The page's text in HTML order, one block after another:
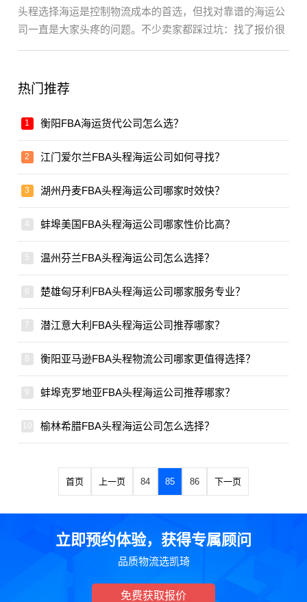
头程选择海运是控制物流成本的首选，但找对靠谱的海运公
司一直是大家头疼的问题。不少卖家都踩过坑：找了报价很
热门推荐
衡阳FBA海运货代公司怎么选？
江门爱尔兰FBA头程海运公司如何寻找？
湖州丹麦FBA头程海运公司哪家时效快？
蚌埠美国FBA头程海运公司哪家性价比高？
温州芬兰FBA头程海运公司怎么选择？
楚雄匈牙利FBA头程海运公司哪家服务专业？
潜江意大利FBA头程海运公司推荐哪家？
衡阳亚马逊FBA头程物流公司哪家更值得选择？
蚌埠克罗地亚FBA头程海运公司推荐哪家？
榆林希腊FBA头程海运公司怎么选择？
首页 上一页 84 85 86 下一页
立即预约体验，获得专属顾问
品质物流选凯琦
免费获取报价